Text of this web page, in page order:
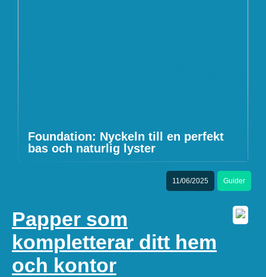
Foundation: Nyckeln till en perfekt
bas och naturlig lyster
11/06/2025 Guider
Papper som
kompletterar ditt hem
och kontor